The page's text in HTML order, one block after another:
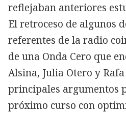
reflejaban anteriores
El retroceso de algunos
referentes de la radio
de una Onda Cero que
Alsina, Julia Otero y
principales argumentos
próximo curso con